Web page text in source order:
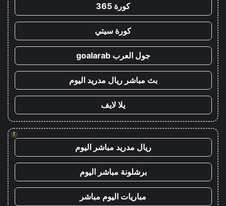
كورة 365
كورة سيتي
جول العرب goalarab
بث مباشر ريال مدريد اليوم
يلا لايف
!
ريال مدريد مباشر اليوم
برشلونة مباشر اليوم
مباريات اليوم مباشر